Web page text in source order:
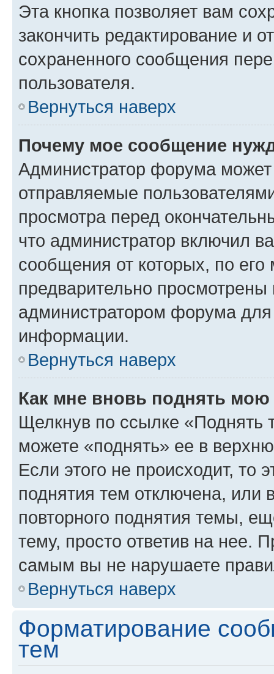
Эта кнопка позволяет вам
закончить редактирование и
сохраненного сообщения
пользователя.
Вернуться наверх
Почему мое сообщение
Администратор форума
отправляемые
просмотра перед
что администратор включил
сообщения от которых, по
предварительно
администратором форума
информации.
Вернуться наверх
Как мне вновь поднять мою
Щелкнув по ссылке «Поднять
можете «поднять» ее в
Если этого не происходит, то
поднятия тем отключена, или
повторного поднятия темы,
тему, просто ответив на нее.
самым вы не нарушаете
Вернуться наверх
Форматирование
тем